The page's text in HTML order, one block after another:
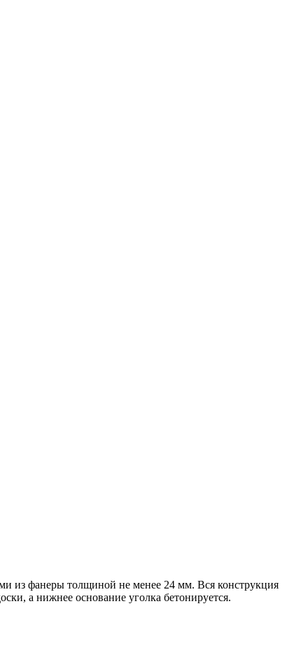
из фанеры толщиной не менее 24 мм. Вся конструкция
а нижнее основание уголка бетонируется.